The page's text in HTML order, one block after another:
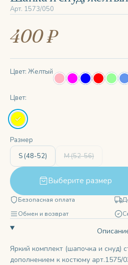
Арт. 1573/050
400 ₽
Цвет: Желтый
Цвет:
Размер
S (48-52) M (52-56)
Выберите размер
Безопасная оплата
Обмен и возврат
Яркий комплект (шапочка и снуд)
дополнением к костюму арт.1575/